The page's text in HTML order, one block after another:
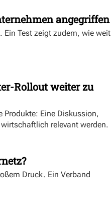
angegriffen
Ein Test zeigt zudem, wie weit
Rollout weiter zu
Produkte: Eine Diskussion,
relevant werden.
Druck. Ein Verband